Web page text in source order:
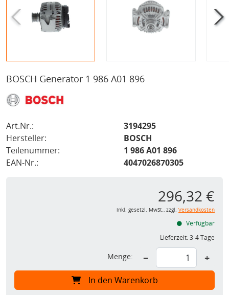
BOSCH Generator 1 986 A01 896
Art.Nr.:
3194295
Hersteller:
BOSCH
Teilenummer:
1 986 A01 896
EAN-Nr.:
4047026870305
296,32 €
inkl. gesetzl. MwSt., zzgl. Versandkosten
Verfügbar
Lieferzeit:3-4 Tage
Menge: − +
In den Warenkorb